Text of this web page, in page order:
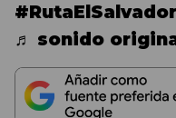
#RutaElSalvador
♬ sonido